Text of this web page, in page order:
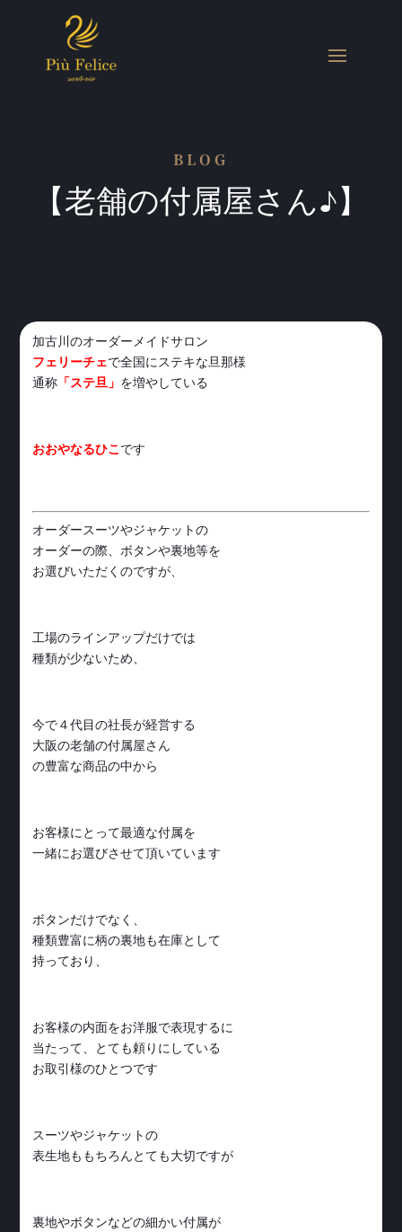
BLOG
【老舗の付属屋さん♪】
加古川のオーダーメイドサロン
フェリーチェで全国にステキな旦那様
通称 「ステ旦」 を増やしている
おおやなるひこです
オーダースーツやジャケットの
オーダーの際、ボタンや裏地等を
お選びいただくのですが、
工場のラインアップだけでは
種類が少ないため、
今で４代目の社長が経営する
大阪の老舗の付属屋さん
の豊富な商品の中から
お客様にとって最適な付属を
一緒にお選びさせて頂いています
ボタンだけでなく、
種類豊富に柄の裏地も在庫として
持っており、
お客様の内面をお洋服で表現するに
当たって、とても頼りにしている
お取引様のひとつです
スーツやジャケットの
表生地ももちろんとても大切ですが
裏地やボタンなどの細かい付属が